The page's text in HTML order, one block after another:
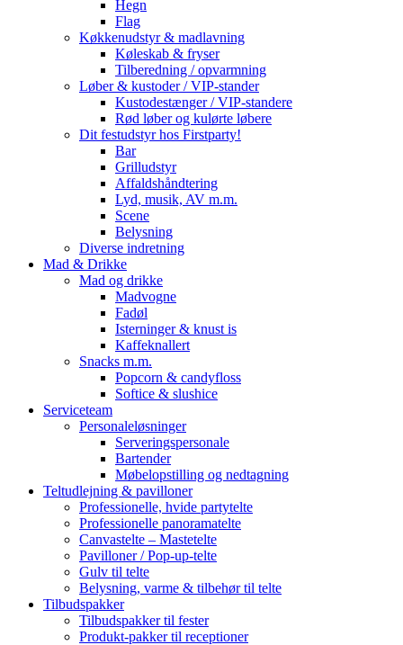
Hegn
Flag
Køkkenudstyr & madlavning
Køleskab & fryser
Tilberedning / opvarmning
Løber & kustoder / VIP-stander
Kustodestænger / VIP-standere
Rød løber og kulørte løbere
Dit festudstyr hos Firstparty!
Bar
Grilludstyr
Affaldshåndtering
Lyd, musik, AV m.m.
Scene
Belysning
Diverse indretning
Mad & Drikke
Mad og drikke
Madvogne
Fadøl
Isterninger & knust is
Kaffeknallert
Snacks m.m.
Popcorn & candyfloss
Softice & slushice
Serviceteam
Personaleløsninger
Serveringspersonale
Bartender
Møbelopstilling og nedtagning
Teltudlejning & pavilloner
Professionelle, hvide partytelte
Professionelle panoramatelte
Canvastelte – Mastetelte
Pavilloner / Pop-up-telte
Gulv til telte
Belysning, varme & tilbehør til telte
Tilbudspakker
Tilbudspakker til fester
Produkt-pakker til receptioner